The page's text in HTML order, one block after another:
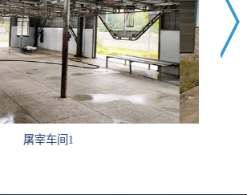
厂房环境4